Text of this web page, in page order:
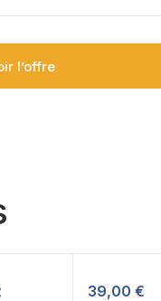
l’offre
39,00 €